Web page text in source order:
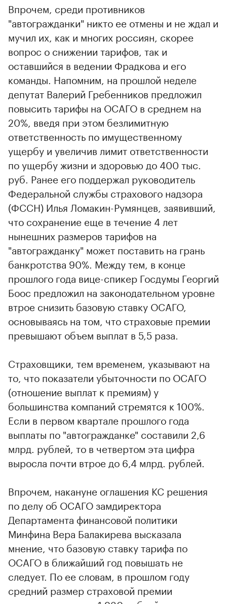
Впрочем, среди противников
"автогражданки" никто ее отмены и не ждал и
мучил их, как и многих россиян, скорее
вопрос о снижении тарифов, так и
оставшийся в ведении Фрадкова и его
команды. Напомним, на прошлой неделе
депутат Валерий Гребенников предложил
повысить тарифы на ОСАГО в среднем на
20%, введя при этом безлимитную
ответственность по имущественному
ущербу и увеличив лимит ответственности
по ущербу жизни и здоровью до 400 тыс.
руб. Ранее его поддержал руководитель
Федеральной службы страхового надзора
(ФССН) Илья Ломакин-Румянцев, заявивший,
что сохранение еще в течение 4 лет
нынешних размеров тарифов на
"автогражданку" может поставить на грань
банкротства 90%. Между тем, в конце
прошлого года вице-спикер Госдумы Георгий
Боос предложил на законодательном уровне
втрое снизить базовую ставку ОСАГО,
основываясь на том, что страховые премии
превышают объем выплат в 5,5 раза.
Страховщики, тем временем, указывают на
то, что показатели убыточности по ОСАГО
(отношение выплат к премиям) у
большинства компаний стремятся к 100%.
Если в первом квартале прошлого года
выплаты по "автогражданке" составили 2,6
млрд. рублей, то в четвертом эта цифра
выросла почти втрое до 6,4 млрд. рублей.
Впрочем, накануне оглашения КС решения
по делу об ОСАГО замдиректора
Департамента финансовой политики
Минфина Вера Балакирева высказала
мнение, что базовую ставку тарифа по
ОСАГО в ближайший год повышать не
следует. По ее словам, в прошлом году
средний размер страховой премии